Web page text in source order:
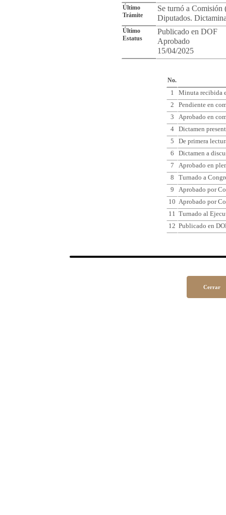
Último
Trámite
Se turnó a Comisión
Diputados.
Último
Estatus
Publicado en DOF
Aprobado
15/04/2025
No.
1
Minuta recibida
2
Pendiente en
3
Aprobado en
4
Dictamen
5
De primera
6
Dictamen a
7
Aprobado en
8
Turnado a
9
Aprobado por
10 Aprobado por
11 Turnado al
12 Publicado en
Cerrar